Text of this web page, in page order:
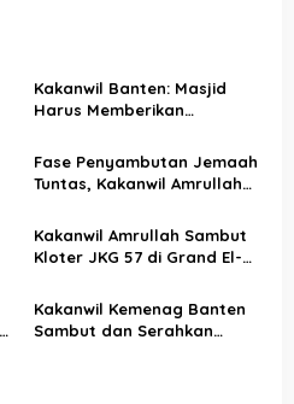
Kakanwil Banten: Masjid
Harus Memberikan
pada Masyarakat
Fase Penyambutan Jemaah
Tuntas, Kakanwil Amrullah
Kakanwil Amrullah Sambut
Kloter JKG 57 di Grand El-
Kakanwil Kemenag Banten
Sambut dan Serahkan